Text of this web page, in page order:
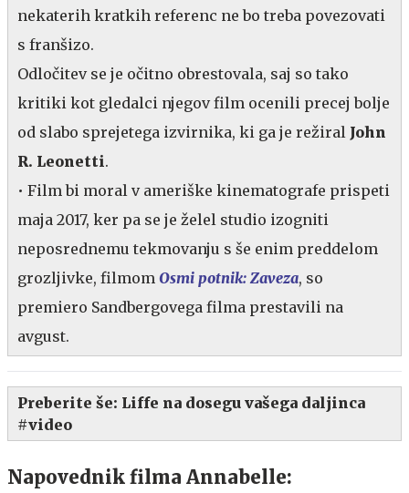
nekaterih kratkih referenc ne bo treba povezovati
s franšizo.
Odločitev se je očitno obrestovala, saj so tako
kritiki kot gledalci njegov film ocenili precej bolje
od slabo sprejetega izvirnika, ki ga je režiral John
R. Leonetti.
• Film bi moral v ameriške kinematografe prispeti
maja 2017, ker pa se je želel studio izogniti
neposrednemu tekmovanju s še enim preddelom
grozljivke, filmom Osmi potnik: Zaveza, so
premiero Sandbergovega filma prestavili na
avgust.
Preberite še: Liffe na dosegu vašega daljinca
#video
Napovednik filma Annabelle: